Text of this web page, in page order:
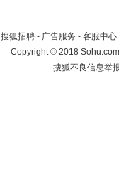
搜狐招聘 - 广告服务 - 客服中心
Copyright©2018
搜狐不良信息举